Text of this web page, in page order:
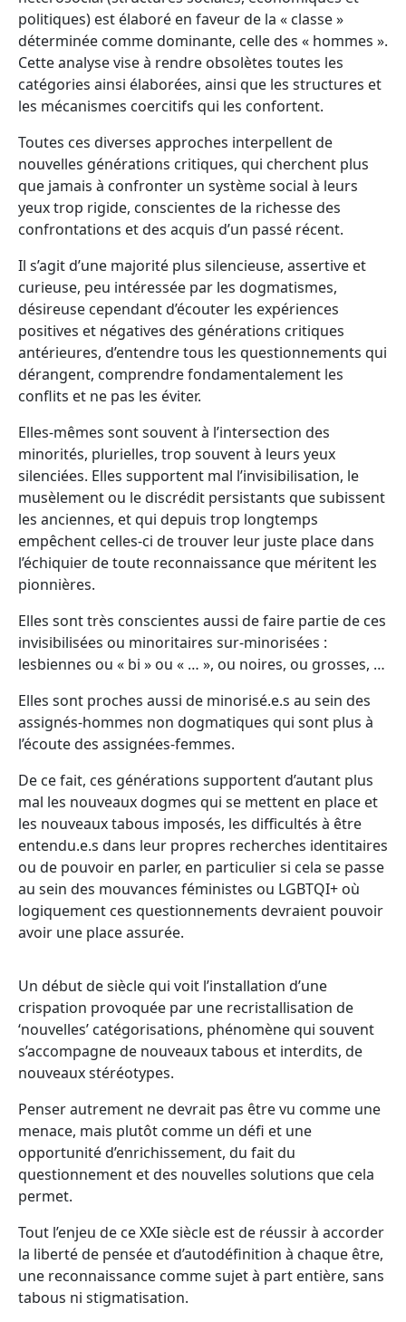
politiques) est élaboré en faveur de la « classe »
déterminée comme dominante, celle des « hommes ».
Cette analyse vise à rendre obsolètes toutes les
catégories ainsi élaborées, ainsi que les structures et
les mécanismes coercitifs qui les confortent.
Toutes ces diverses approches interpellent de
nouvelles générations critiques, qui cherchent plus
que jamais à confronter un système social à leurs
yeux trop rigide, conscientes de la richesse des
confrontations et des acquis d’un passé récent.
Il s’agit d’une majorité plus silencieuse, assertive et
curieuse, peu intéressée par les dogmatismes,
désireuse cependant d’écouter les expériences
positives et négatives des générations critiques
antérieures, d’entendre tous les questionnements qui
dérangent, comprendre fondamentalement les
conflits et ne pas les éviter.
Elles-mêmes sont souvent à l’intersection des
minorités, plurielles, trop souvent à leurs yeux
silenciées. Elles supportent mal l’invisibilisation, le
musèlement ou le discrédit persistants que subissent
les anciennes, et qui depuis trop longtemps
empêchent celles-ci de trouver leur juste place dans
l’échiquier de toute reconnaissance que méritent les
pionnières.
Elles sont très conscientes aussi de faire partie de ces
invisibilisées ou minoritaires sur-minorisées :
lesbiennes ou « bi » ou « … », ou noires, ou grosses, …
Elles sont proches aussi de minorisé.e.s au sein des
assignés-hommes non dogmatiques qui sont plus à
l’écoute des assignées-femmes.
De ce fait, ces générations supportent d’autant plus
mal les nouveaux dogmes qui se mettent en place et
les nouveaux tabous imposés, les difficultés à être
entendu.e.s dans leur propres recherches identitaires
ou de pouvoir en parler, en particulier si cela se passe
au sein des mouvances féministes ou LGBTQI+ où
logiquement ces questionnements devraient pouvoir
avoir une place assurée.
Un début de siècle qui voit l’installation d’une
crispation provoquée par une recristallisation de
‘nouvelles’ catégorisations, phénomène qui souvent
s’accompagne de nouveaux tabous et interdits, de
nouveaux stéréotypes.
Penser autrement ne devrait pas être vu comme une
menace, mais plutôt comme un défi et une
opportunité d’enrichissement, du fait du
questionnement et des nouvelles solutions que cela
permet.
Tout l’enjeu de ce XXIe siècle est de réussir à accorder
la liberté de pensée et d’autodéfinition à chaque être,
une reconnaissance comme sujet à part entière, sans
tabous ni stigmatisation.